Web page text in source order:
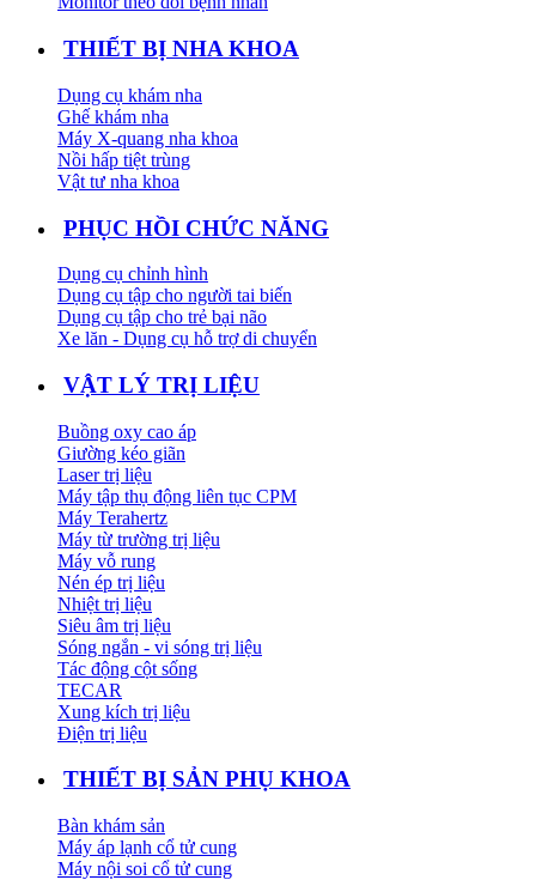
THIẾT BỊ NHA KHOA
Dụng cụ khám nha
Ghế khám nha
Máy X-quang nha khoa
Nồi hấp tiệt trùng
Vật tư nha khoa
PHỤC HỒI CHỨC NĂNG
Dụng cụ chỉnh hình
Dụng cụ tập cho người tai biến
Dụng cụ tập cho trẻ bại não
Xe lăn - Dụng cụ hỗ trợ di chuyển
VẬT LÝ TRỊ LIỆU
Buồng oxy cao áp
Giường kéo giãn
Laser trị liệu
Máy tập thụ động liên tục CPM
Máy Terahertz
Máy từ trường trị liệu
Máy vỗ rung
Nén ép trị liệu
Nhiệt trị liệu
Siêu âm trị liệu
Sóng ngắn - vi sóng trị liệu
Tác động cột sống
TECAR
Xung kích trị liệu
Điện trị liệu
THIẾT BỊ SẢN PHỤ KHOA
Bàn khám sản
Máy áp lạnh cổ tử cung
Máy nội soi cổ tử cung